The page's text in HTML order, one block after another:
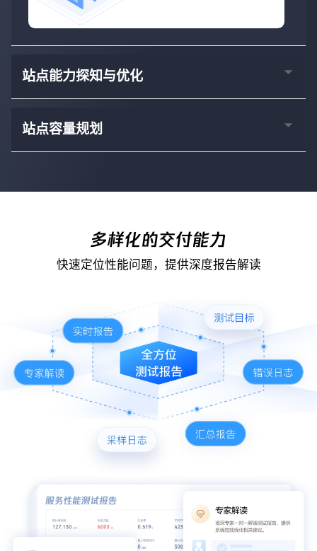
站点能力探知与优化
站点容量规划
多样化的交付能力
快速定位性能问题，提供深度报告解读